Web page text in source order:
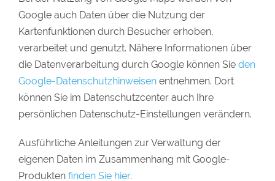
Google auch Daten über die Nutzung der
Kartenfunktionen durch Besucher erhoben,
verarbeitet und genutzt. Nähere Informationen über
die Datenverarbeitung durch Google können Sie den
Google-Datenschutzhinweisen entnehmen. Dort
können Sie im Datenschutzcenter auch Ihre
persönlichen Datenschutz-Einstellungen verändern.
Ausführliche Anleitungen zur Verwaltung der
eigenen Daten im Zusammenhang mit Google-
Produkten finden Sie hier.